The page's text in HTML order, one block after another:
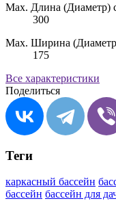
Max. Длина (Диаметр)
300
Max. Ширина
175
Все характеристики
Поделиться
Теги
каркасный бассейн
бассейн бассейн для